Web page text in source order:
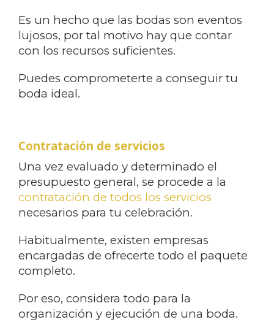
Es un hecho que las bodas son eventos
lujosos, por tal motivo hay que contar
con los recursos suficientes.
Puedes comprometerte a conseguir tu
boda ideal.
Contratación de servicios
Una vez evaluado y determinado el
presupuesto general, se procede a la
contratación de todos los servicios
necesarios para tu celebración.
Habitualmente, existen empresas
encargadas de ofrecerte todo el paquete
completo.
Por eso, considera todo para la
organización y ejecución de una boda.